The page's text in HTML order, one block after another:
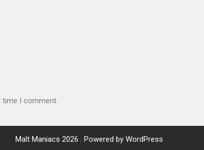
time I comment.
Malt Maniacs 2026 . Powered by WordPress